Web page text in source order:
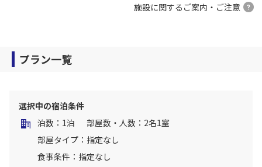
施設に関するご案内・ご注意
プラン一覧
選択中の宿泊条件
泊数：1泊
部屋数・人数：2名1室
部屋タイプ：指定なし
食事条件：指定なし